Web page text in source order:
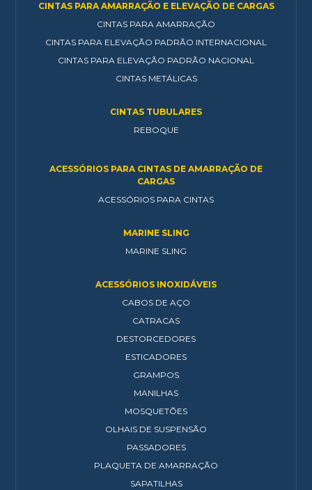
CINTAS PARA AMARRAÇÃO E ELEVAÇÃO DE CARGAS
CINTAS PARA AMARRAÇÃO
CINTAS PARA ELEVAÇÃO PADRÃO INTERNACIONAL
CINTAS PARA ELEVAÇÃO PADRÃO NACIONAL
CINTAS METÁLICAS
CINTAS TUBULARES
REBOQUE
ACESSÓRIOS PARA CINTAS DE AMARRAÇÃO DE
CARGAS
ACESSÓRIOS PARA CINTAS
MARINE SLING
MARINE SLING
ACESSÓRIOS INOXIDÁVEIS
CABOS DE AÇO
CATRACAS
DESTORCEDORES
ESTICADORES
GRAMPOS
MANILHAS
MOSQUETÕES
OLHAIS DE SUSPENSÃO
PASSADORES
PLAQUETA DE AMARRAÇÃO
SAPATILHAS